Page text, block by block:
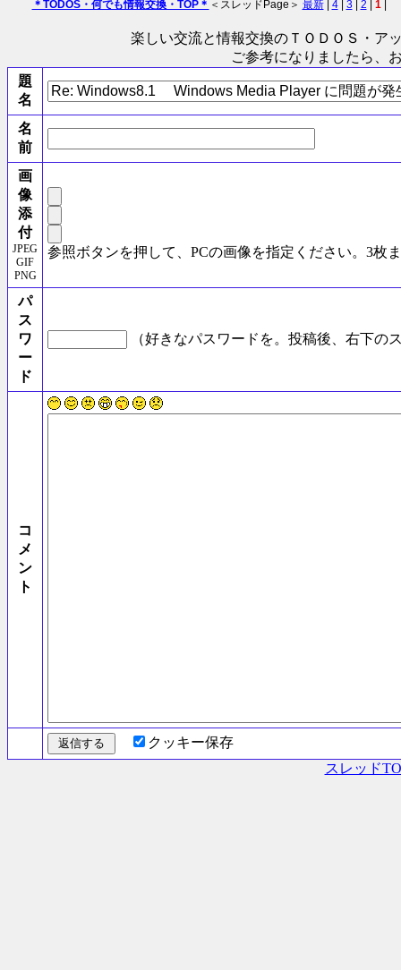
＊TODOS・何でも情報交換・TOP＊ ＜スレッドPage＞ 最新| 4| 3 2 1|
楽しい交流と情報交換のＴＯＤＯＳ ・ア
ご参考になりましたら、
題
名
名
前
画
像
添
付
JPEG
GIF
PNG
参照ボタンを押して、PCの画像を指定ください。3枚
パ
ス
ワ
ー
ド
（好きなパスワードを。投稿後、右下の
コ
メ
ン
ト
クッキー保存
スレッド